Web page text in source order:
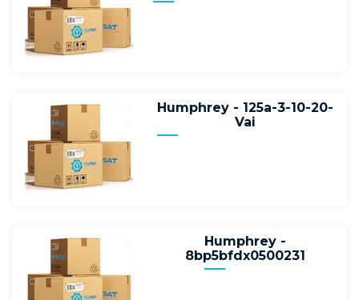
Humphrey - 125a-3-10-20-
Vai
Humphrey -
8bp5bfdx0500231